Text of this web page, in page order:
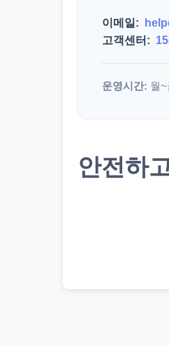
이메일:
고객센터:
운영시간: 월
안전하